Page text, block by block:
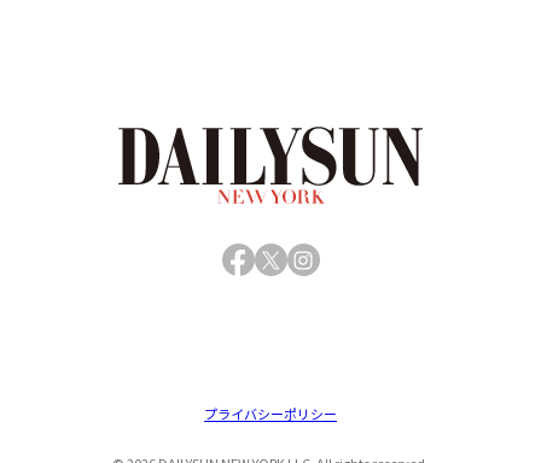
Facebook
X Instagram
プライバシーポリシー